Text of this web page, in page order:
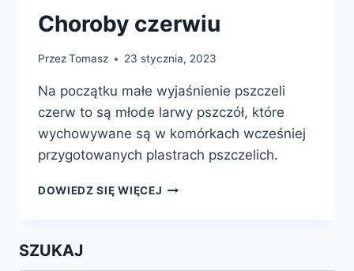
Choroby czerwiu
PrzezTomasz 23 stycznia, 2023
Na początku małe wyjaśnienie pszczeli
czerw to są młode larwy pszczół, które
wychowywane są w komórkach wcześniej
przygotowanych plastrach pszczelich.
DOWIEDZ SIĘ WIĘCEJ CHOROBY
SZUKAJ